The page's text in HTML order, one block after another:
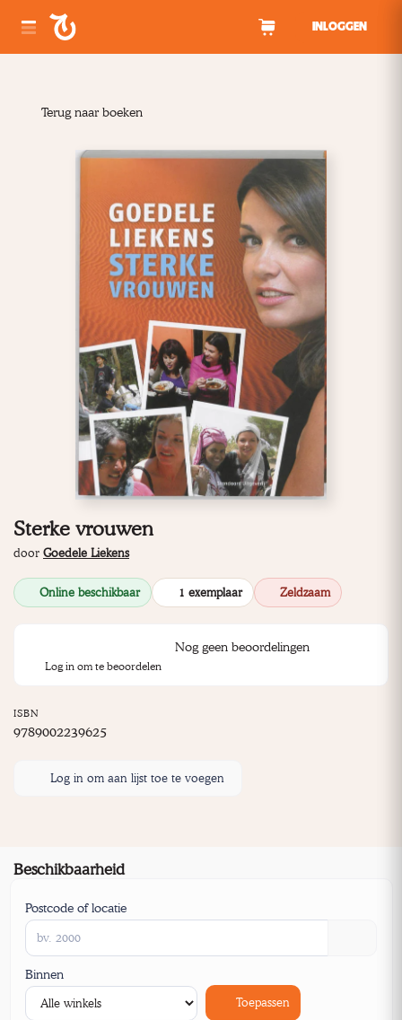
INLOGGEN
Terug naar boeken
Sterke vrouwen
door Goedele Liekens
Online beschikbaar 1 exemplaar Zeldzaam
Nog geen beoordelingen
Log in om te beoordelen
ISBN
9789002239625
Log in om aan lijst toe te voegen
Beschikbaarheid
Postcode of locatie
Binnen
Toepassen